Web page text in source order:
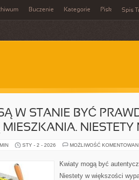
Buczenie Kategorie Pisk Spis
W STANIE BYĆ
NIESTETY
STY - 2 - 2026 MOŻLIWOŚĆ
Kwiaty mogą być
Niestety w większości